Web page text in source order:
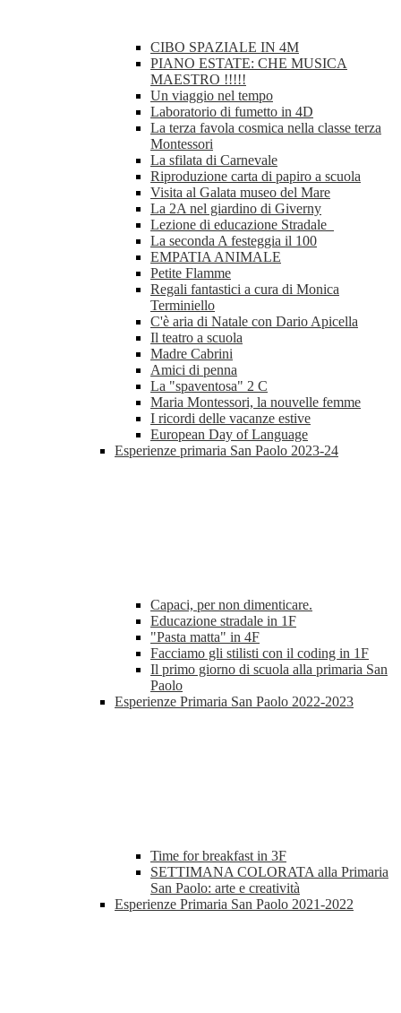
CIBO SPAZIALE IN 4M
PIANO ESTATE: CHE MUSICA
MAESTRO !!!!!
Un viaggio nel tempo
Laboratorio di fumetto in 4D
La terza favola cosmica nella classe terza
Montessori
La sfilata di Carnevale
Riproduzione carta di papiro a scuola
Visita al Galata museo del Mare
La 2A nel giardino di Giverny
Lezione di educazione Stradale
La seconda A festeggia il 100
EMPATIA ANIMALE
Petite Flamme
Regali fantastici a cura di Monica
Terminiello
C'è aria di Natale con Dario Apicella
Il teatro a scuola
Madre Cabrini
Amici di penna
La "spaventosa" 2 C
Maria Montessori, la nouvelle femme
I ricordi delle vacanze estive
European Day of Language
Esperienze primaria San Paolo 2023-24
Capaci, per non dimenticare.
Educazione stradale in 1F
"Pasta matta" in 4F
Facciamo gli stilisti con il coding in 1F
Il primo giorno di scuola alla primaria San
Paolo
Esperienze Primaria San Paolo 2022-2023
Time for breakfast in 3F
SETTIMANA COLORATA alla Primaria
San Paolo: arte e creatività
Esperienze Primaria San Paolo 2021-2022